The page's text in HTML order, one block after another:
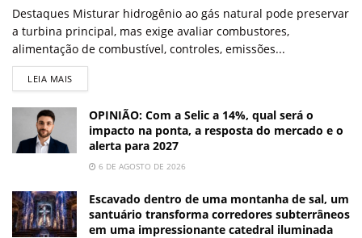
Destaques Misturar hidrogênio ao gás natural pode preservar
a turbina principal, mas exige avaliar combustores,
alimentação de combustível, controles, emissões...
LEIA MAIS
OPINIÃO: Com a Selic a 14%, qual será o
impacto na ponta, a resposta do mercado e o
alerta para 2027
6 DE AGOSTO DE 2026
Escavado dentro de uma montanha de sal, um
santuário transforma corredores subterrâneos
em uma impressionante catedral iluminada